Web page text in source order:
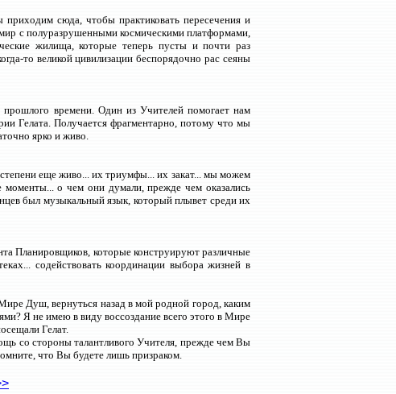
сюда, чтобы практиковать пересечения и
с полуразрушенными космическими платформами,
жилища, которые теперь пусты и почти раз
то великой цивилизации беспорядочно рас сеяны
времени. Один из Учителей помогает нам
Гелата. Получается фрагментарно, потому что мы
ярко и живо.
еще живо... их триумфы... их закат... мы можем
моменты... о чем они думали, прежде чем оказались
был музыкальный язык, который плывет среди их
Планировщиков, которые конструируют различные
содействовать координации выбора жизней в
Душ, вернуться назад в мой родной город, каким
Я не имею в виду воссоздание всего этого в Мире
Гелат.
со стороны талантливого Учителя, прежде чем Вы
что Вы будете лишь призраком.